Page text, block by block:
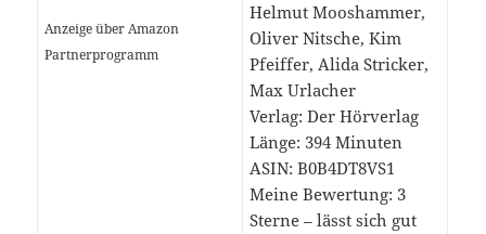
Anzeige über Amazon
Partnerprogramm
Helmut Mooshammer,
Oliver Nitsche, Kim
Pfeiffer, Alida Stricker,
Max Urlacher
Verlag: Der Hörverlag
Länge: 394 Minuten
ASIN: B0B4DT8VS1
Meine Bewertung: 3
Sterne – lässt sich gut